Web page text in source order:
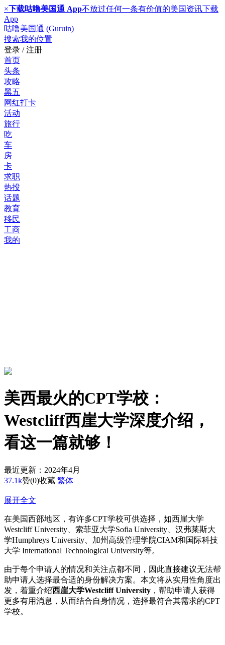
×下载咕噜美国通 App不放过任何一条有价值的美国资讯下载
App
咕噜美国通 (Guruin)
搜索我的位置
登录 / 注册
首页
头条
攻略
黑五
网红打卡
活动
旅行
吃
车
房
卡
求职
热投
话题
教育
移民
工商
我的
美西最火的CPT学校：
Westcliff西崖大学深度介绍，
看这一篇就够！
最近更新：2024年4月
37.1k赞(0)收藏 繁体
展开全文
在美国西部地区，有许多CPT学校可供选择，如西崖大学
Westcliff University、索菲亚大学Sofia University、汉弗莱斯大
学Humphreys University、加州高级管理学院CIAM和国际科技
大学 International Technological University等。
由于每个申请人的情况和关注点都不同，因此直接建议无法帮
助申请人选择最合适的身份解决方案。本文将从实用性角度出
发，着重介绍西崖大学Westcliff University ，帮助申请人获得
更多有用消息，从而结合自身情况，选择最符合其需求的CPT
学校。